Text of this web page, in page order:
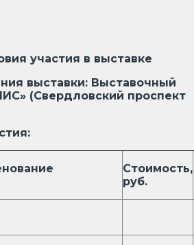
участия в выставке
выставки: Выставочный
(Свердловский проспект
Стоимость,
руб.